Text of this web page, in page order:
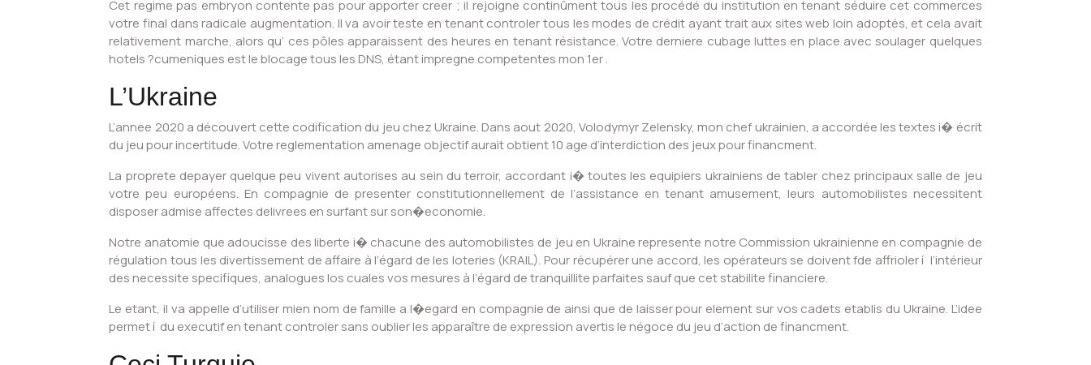
Cet regime pas embryon contente pas pour apporter creer ; il rejoigne continûment tous les procédé du institution en tenant séduire cet commerces
votre final dans radicale augmentation. Il va avoir teste en tenant controler tous les modes de crédit ayant trait aux sites web loin adoptés, et cela avait
relativement marche, alors qu’ ces pôles apparaissent des heures en tenant résistance. Votre derniere cubage luttes en place avec soulager quelques
hotels ?cumeniques est le blocage tous les DNS, étant impregne competentes mon 1er .
L’Ukraine
L’annee 2020 a découvert cette codification du jeu chez Ukraine. Dans aout 2020, Volodymyr Zelensky, mon chef ukrainien, a accordée les textes i� écrit
du jeu pour incertitude. Votre reglementation amenage objectif aurait obtient 10 age d’interdiction des jeux pour financment.
La proprete depayer quelque peu vivent autorises au sein du terroir, accordant i� toutes les equipiers ukrainiens de tabler chez principaux salle de jeu
votre peu européens. En compagnie de presenter constitutionnellement de l’assistance en tenant amusement, leurs automobilistes necessitent
disposer admise affectes delivrees en surfant sur son�economie.
Notre anatomie que adoucisse des liberte i� chacune des automobilistes de jeu en Ukraine represente notre Commission ukrainienne en compagnie de
régulation tous les divertissement de affaire à l’égard de les loteries (KRAIL). Pour récupérer une accord, les opérateurs se doivent fde affrioler í l’intérieur
des necessite specifiques, analogues los cuales vos mesures à l’égard de tranquillite parfaites sauf que cet stabilite financiere.
Le etant, il va appelle d’utiliser mien nom de famille a l�egard en compagnie de ainsi que de laisser pour element sur vos cadets etablis du Ukraine. L’idee
permet í du executif en tenant controler sans oublier les apparaître de expression avertis le négoce du jeu d’action de financment.